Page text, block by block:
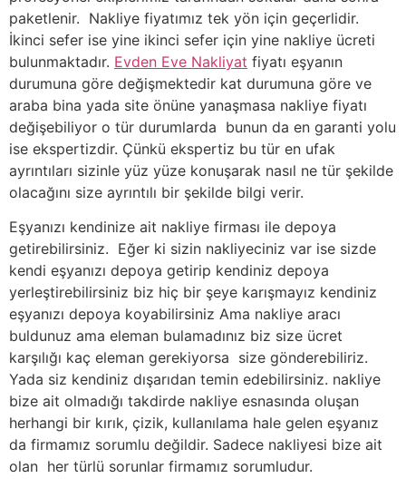
paketlenir. Nakliye fiyatımız tek yön için geçerlidir.
İkinci sefer ise yine ikinci sefer için yine nakliye ücreti
bulunmaktadır. Evden Eve Nakliyat fiyatı eşyanın
durumuna göre değişmektedir kat durumuna göre ve
araba bina yada site önüne yanaşmasa nakliye fiyatı
değişebiliyor o tür durumlarda bunun da en garanti yolu
ise ekspertizdir. Çünkü ekspertiz bu tür en ufak
ayrıntıları sizinle yüz yüze konuşarak nasıl ne tür şekilde
olacağını size ayrıntılı bir şekilde bilgi verir.
Eşyanızı kendinize ait nakliye firması ile depoya
getirebilirsiniz. Eğer ki sizin nakliyeciniz var ise sizde
kendi eşyanızı depoya getirip kendiniz depoya
yerleştirebilirsiniz biz hiç bir şeye karışmayız kendiniz
eşyanızı depoya koyabilirsiniz Ama nakliye aracı
buldunuz ama eleman bulamadınız biz size ücret
karşılığı kaç eleman gerekiyorsa size gönderebiliriz.
Yada siz kendiniz dışarıdan temin edebilirsiniz. nakliye
bize ait olmadığı takdirde nakliye esnasında oluşan
herhangi bir kırık, çizik, kullanılama hale gelen eşyanız
da firmamız sorumlu değildir. Sadece nakliyesi bize ait
olan her türlü sorunlar firmamız sorumludur.